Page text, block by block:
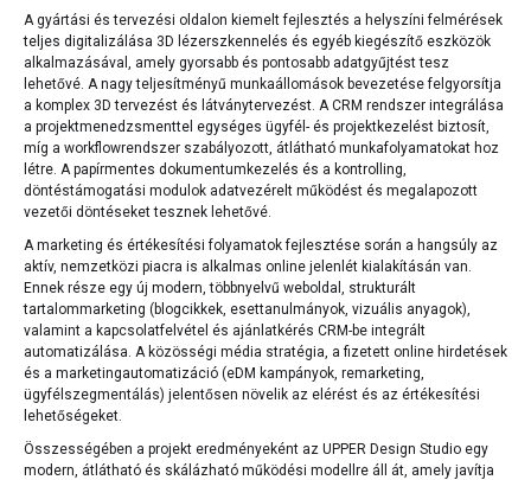
A gyártási és tervezési oldalon kiemelt fejlesztés a helyszíni felmérések
teljes digitalizálása 3D lézerszkennelés és egyéb kiegészítő eszközök
alkalmazásával, amely gyorsabb és pontosabb adatgyűjtést tesz
lehetővé. A nagy teljesítményű munkaállomások bevezetése felgyorsítja
a komplex 3D tervezést és látványtervezést. A CRM rendszer integrálása
a projektmenedzsmenttel egységes ügyfél- és projektkezelést biztosít,
míg a workflowrendszer szabályozott, átlátható munkafolyamatokat hoz
létre. A papírmentes dokumentumkezelés és a kontrolling,
döntéstámogatási modulok adatvezérelt működést és megalapozott
vezetői döntéseket tesznek lehetővé.
A marketing és értékesítési folyamatok fejlesztése során a hangsúly az
aktív, nemzetközi piacra is alkalmas online jelenlét kialakításán van.
Ennek része egy új modern, többnyelvű weboldal, strukturált
tartalommarketing (blogcikkek, esettanulmányok, vizuális anyagok),
valamint a kapcsolatfelvétel és ajánlatkérés CRM-be integrált
automatizálása. A közösségi média stratégia, a fizetett online hirdetések
és a marketingautomatizáció (eDM kampányok, remarketing,
ügyfélszegmentálás) jelentősen növelik az elérést és az értékesítési
lehetőségeket.
Összességében a projekt eredményeként az UPPER Design Studio egy
modern, átlátható és skálázható működési modellre áll át, amely javítja